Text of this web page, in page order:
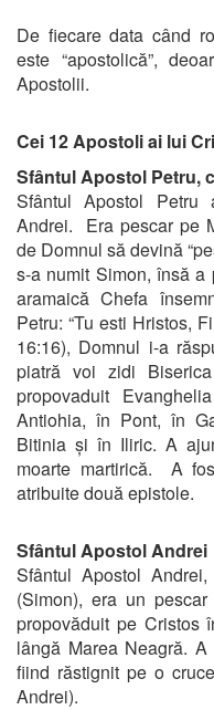
De fiecare data când
este “apostolică”,
Apostolii.
Cei 12 Apostoli ai lui
Sfântul Apostol Petru,
Sfântul Apostol
Andrei. Era pescar pe
de Domnul să devină
s-a numit Simon, însă a
aramaică Chefa
Petru: “Tu esti Hristos,
16:16), Domnul i-a
piatră voi zidi
propovaduit
Antiohia, în Pont, în
Bitinia și în Iliric. A
moarte martirică. A
atribuite două epistole.
Sfântul Apostol Andrei
Sfântul Apostol
(Simon), era un
propovăduit pe
lângă Marea Neagră.
fiind răstignit pe o
Andrei).